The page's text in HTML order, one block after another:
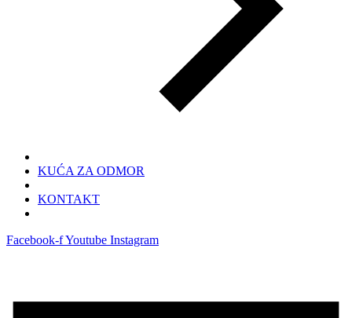
KUĆA ZA ODMOR
KONTAKT
Facebook-fYoutube Instagram